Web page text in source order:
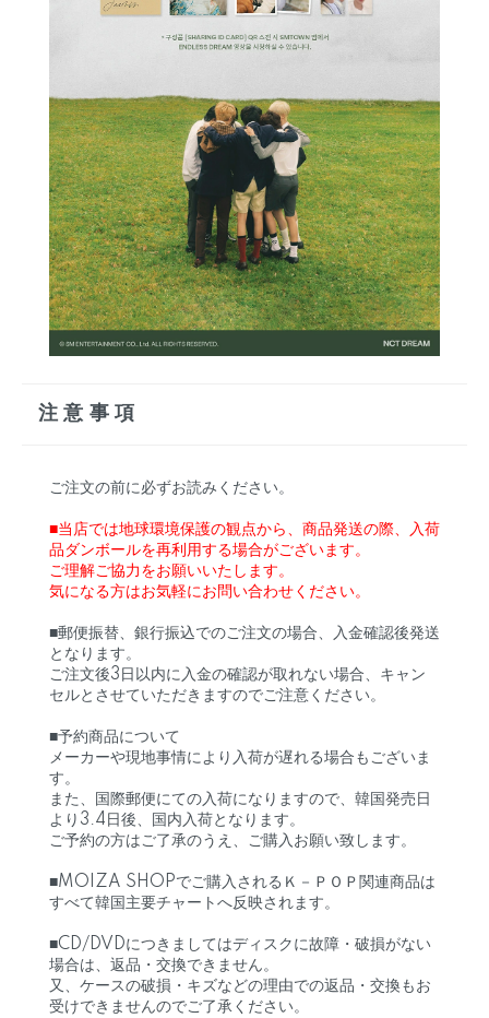
注意事項
ご注文の前に必ずお読みください。
■当店では地球環境保護の観点から、商品発送の際、入荷
品ダンボールを再利用する場合がございます。
ご理解ご協力をお願いいたします。
気になる方はお気軽にお問い合わせください。
■郵便振替、銀行振込でのご注文の場合、入金確認後発送
となります。
ご注文後3日以内に入金の確認が取れない場合、キャン
セルとさせていただきますのでご注意ください。
■予約商品について
メーカーや現地事情により入荷が遅れる場合もございま
す。
また、国際郵便にての入荷になりますので、韓国発売日
より3.4日後、国内入荷となります。
ご予約の方はご了承のうえ、ご購入お願い致します。
■MOIZA SHOPでご購入されるＫ－ＰＯＰ関連商品は
すべて韓国主要チャートへ反映されます。
■CD/DVDにつきましてはディスクに故障・破損がない
場合は、返品・交換できません。
又、ケースの破損・キズなどの理由での返品・交換もお
受けできませんのでご了承ください。